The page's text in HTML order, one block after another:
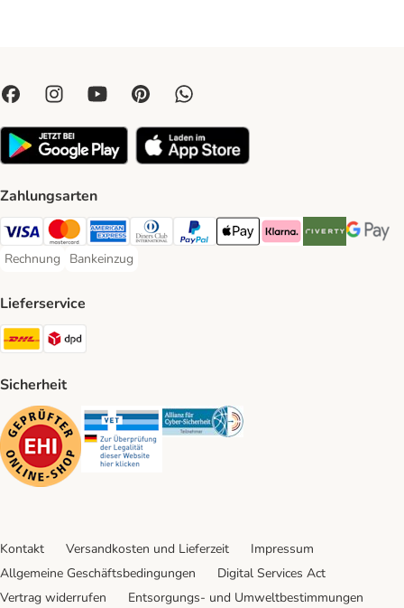
Zahlungsarten
Visa Payment Method
Mastercard Payment Method
American Express Payment Method
Diners Club Payment Method
PayPal Payment Method
Apple Pay Payment Method
Klarna Payment Method
Riverty Payment
Google
Rechnung
Rechnung Payment Method
Bankeinzug
Bankeinzug Payment Method
Lieferservice
DHL Shipping Method
Sicherheit
Security Security Security
Kontakt Versandkosten und Lieferzeit
Impressum
Allgemeine Geschäftsbedingungen
Digital Services Act
Vertrag widerrufen
Entsorgungs- und Umweltbestimmungen